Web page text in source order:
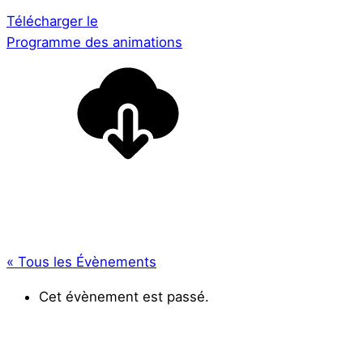
Télécharger le
Programme des animations
« Tous les Évènements
Cet évènement est passé.